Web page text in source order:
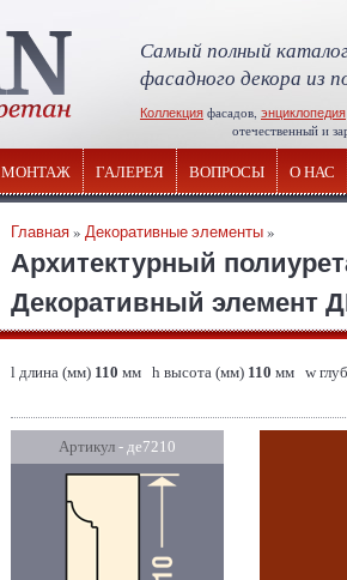
Самый полный
фасадного декора из
Коллекция фасадов, энциклопедия
отечественный и
МОНТАЖ ГАЛЕРЕЯ ВОПРОСЫ О НАС
Главная» Декоративные элементы»
Архитектурный
Декоративный элемент
l длина (мм) 110 мм h высота (мм) 110 мм w
Артикул - де7210